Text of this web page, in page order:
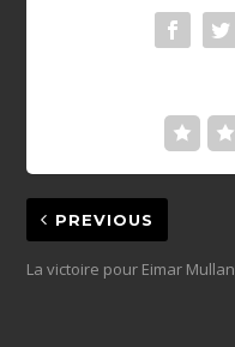
PREVIOUS
La victoire pour Eimar Mullan